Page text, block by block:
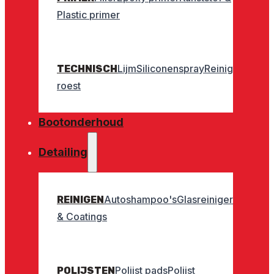
Plastic primer
TECHNISCHLijmSiliconensprayReinigers
roest
Bootonderhoud
Detailing
REINIGENAutoshampoo'sGlasreinigers
& Coatings
POLIJSTENPolijst padsPolijst